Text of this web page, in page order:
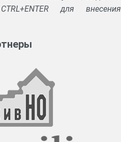
для внесения